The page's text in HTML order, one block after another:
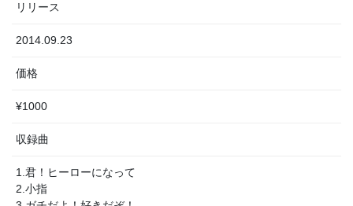
リリース
2014.09.23
価格
¥1000
収録曲
1.君！ヒーローになって
2.小指